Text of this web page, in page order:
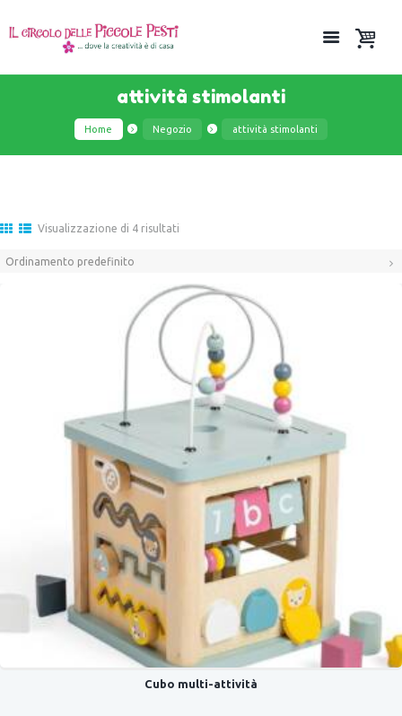
attività stimolanti
Home Negozio attività stimolanti
Visualizzazione di 4 risultati
Cubo multi-attività